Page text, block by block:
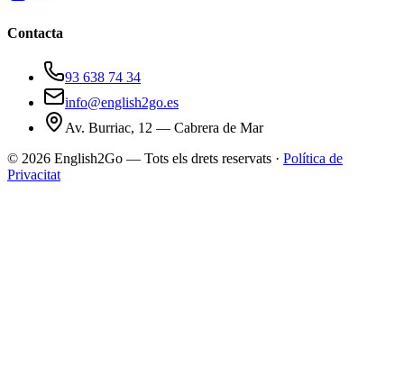
Contacta
93 638 74 34
info@english2go.es
Av. Burriac, 12 — Cabrera de Mar
© 2026 English2Go — Tots els drets reservats · Política de
Privacitat